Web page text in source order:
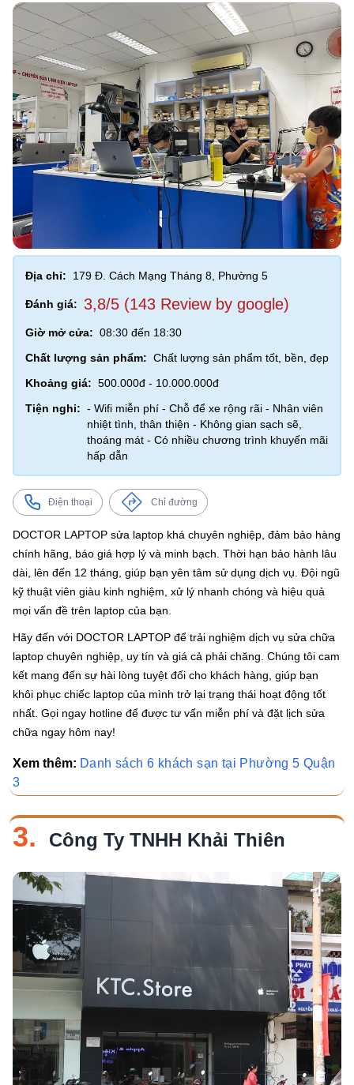
Địa chỉ: 179 Đ. Cách Mạng Tháng 8, Phường 5
Đánh giá: 3,8/5 (143 Review by google)
Giờ mở cửa: 08:30 đến 18:30
Chất lượng sản phẩm: Chất lượng sản phẩm tốt, bền, đẹp
Khoảng giá: 500.000đ - 10.000.000đ
Tiện nghi: - Wifi miễn phí - Chỗ để xe rộng rãi - Nhân viên
nhiệt tình, thân thiện - Không gian sạch sẽ,
thoáng mát - Có nhiều chương trình khuyến mãi
hấp dẫn
Điện thoại Chỉ đường
DOCTOR LAPTOP sửa laptop khá chuyên nghiệp, đảm bảo hàng
chính hãng, báo giá hợp lý và minh bạch. Thời hạn bảo hành lâu
dài, lên đến 12 tháng, giúp bạn yên tâm sử dụng dịch vụ. Đội ngũ
kỹ thuật viên giàu kinh nghiệm, xử lý nhanh chóng và hiệu quả
mọi vấn đề trên laptop của bạn.
Hãy đến với DOCTOR LAPTOP để trải nghiệm dịch vụ sửa chữa
laptop chuyên nghiệp, uy tín và giá cả phải chăng. Chúng tôi cam
kết mang đến sự hài lòng tuyệt đối cho khách hàng, giúp bạn
khôi phục chiếc laptop của mình trở lại trạng thái hoạt động tốt
nhất. Gọi ngay hotline để được tư vấn miễn phí và đặt lịch sửa
chữa ngay hôm nay!
Xem thêm: Danh sách 6 khách sạn tại Phường 5 Quận
3
3. Công Ty TNHH Khải Thiên